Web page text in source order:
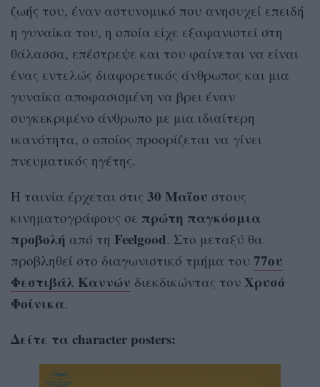
ζωής του, έναν αστυνομικό που ανησυχεί επειδή
η γυναίκα του, η οποία είχε εξαφανιστεί στη
θάλασσα, επέστρεψε και του φαίνεται να είναι
ένας εντελώς διαφορετικός άνθρωπος και μια
γυναίκα αποφασισμένη να βρει έναν
συγκεκριμένο άνθρωπο με μια ιδιαίτερη
ικανότητα, ο οποίος προορίζεται να γίνει
πνευματικός ηγέτης.
Η ταινία έρχεται στις 30 Μαΐου στους
κινηματογράφους σε πρώτη παγκόσμια
προβολή από τη Feelgood. Στο μεταξύ θα
προβληθεί στο διαγωνιστικό τμήμα του 77ου
Φεστιβάλ Καννών διεκδικώντας τον Χρυσό
Φοίνικα.
Δείτε τα character posters: